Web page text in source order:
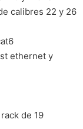
calibres 22 y 26
ethernet y
de 19